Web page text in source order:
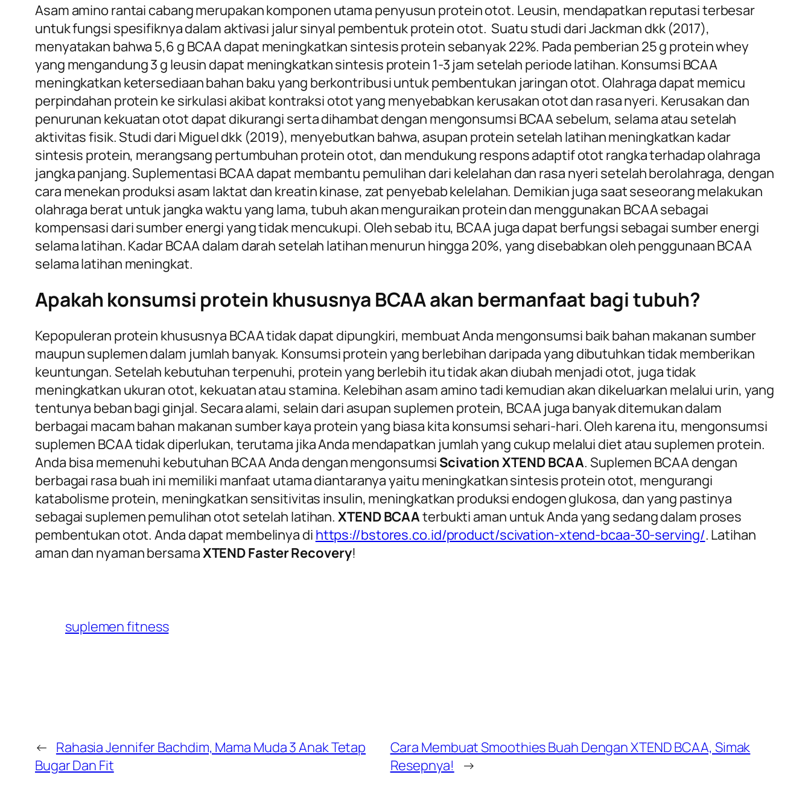
Asam amino rantai cabang merupakan komponen utama penyusun protein otot. Leusin, mendapatkan reputasi terbesar
untuk fungsi spesifiknya dalam aktivasi jalur sinyal pembentuk protein otot. Suatu studi dari Jackman dkk (2017),
menyatakan bahwa 5,6 g BCAA dapat meningkatkan sintesis protein sebanyak 22%. Pada pemberian 25 g protein whey
yang mengandung 3 g leusin dapat meningkatkan sintesis protein 1-3 jam setelah periode latihan. Konsumsi BCAA
meningkatkan ketersediaan bahan baku yang berkontribusi untuk pembentukan jaringan otot. Olahraga dapat memicu
perpindahan protein ke sirkulasi akibat kontraksi otot yang menyebabkan kerusakan otot dan rasa nyeri. Kerusakan dan
penurunan kekuatan otot dapat dikurangi serta dihambat dengan mengonsumsi BCAA sebelum, selama atau setelah
aktivitas fisik. Studi dari Miguel dkk (2019), menyebutkan bahwa, asupan protein setelah latihan meningkatkan kadar
sintesis protein, merangsang pertumbuhan protein otot, dan mendukung respons adaptif otot rangka terhadap olahraga
jangka panjang. Suplementasi BCAA dapat membantu pemulihan dari kelelahan dan rasa nyeri setelah berolahraga, dengan
cara menekan produksi asam laktat dan kreatin kinase, zat penyebab kelelahan. Demikian juga saat seseorang melakukan
olahraga berat untuk jangka waktu yang lama, tubuh akan menguraikan protein dan menggunakan BCAA sebagai
kompensasi dari sumber energi yang tidak mencukupi. Oleh sebab itu, BCAA juga dapat berfungsi sebagai sumber energi
selama latihan. Kadar BCAA dalam darah setelah latihan menurun hingga 20%, yang disebabkan oleh penggunaan BCAA
selama latihan meningkat.
Apakah konsumsi protein khususnya BCAA akan bermanfaat bagi tubuh?
Kepopuleran protein khususnya BCAA tidak dapat dipungkiri, membuat Anda mengonsumsi baik bahan makanan sumber
maupun suplemen dalam jumlah banyak. Konsumsi protein yang berlebihan daripada yang dibutuhkan tidak memberikan
keuntungan. Setelah kebutuhan terpenuhi, protein yang berlebih itu tidak akan diubah menjadi otot, juga tidak
meningkatkan ukuran otot, kekuatan atau stamina. Kelebihan asam amino tadi kemudian akan dikeluarkan melalui urin, yang
tentunya beban bagi ginjal. Secara alami, selain dari asupan suplemen protein, BCAA juga banyak ditemukan dalam
berbagai macam bahan makanan sumber kaya protein yang biasa kita konsumsi sehari-hari. Oleh karena itu, mengonsumsi
suplemen BCAA tidak diperlukan, terutama jika Anda mendapatkan jumlah yang cukup melalui diet atau suplemen protein.
Anda bisa memenuhi kebutuhan BCAA Anda dengan mengonsumsi Scivation XTEND BCAA. Suplemen BCAA dengan
berbagai rasa buah ini memiliki manfaat utama diantaranya yaitu meningkatkan sintesis protein otot, mengurangi
katabolisme protein, meningkatkan sensitivitas insulin, meningkatkan produksi endogen glukosa, dan yang pastinya
sebagai suplemen pemulihan otot setelah latihan.XTEND BCAAterbukti aman untuk Anda yang sedang dalam proses
pembentukan otot. Anda dapat membelinya di https://bstores.co.id/product/scivation-xtend-bcaa-30-serving/. Latihan
aman dan nyaman bersamaXTEND Faster Recovery!
suplemen fitness
← Rahasia Jennifer Bachdim, Mama Muda 3 Anak Tetap
Bugar Dan Fit
Cara Membuat Smoothies Buah Dengan XTEND BCAA, Simak
Resepnya!
→